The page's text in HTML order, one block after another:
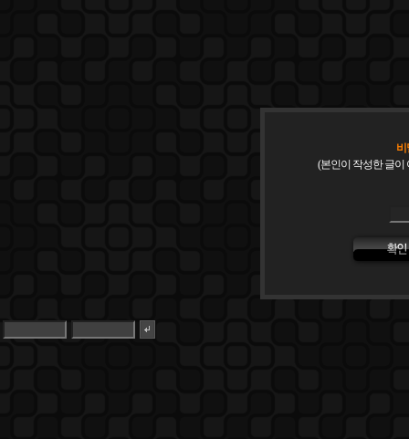
비
(본인이 작성한 글이